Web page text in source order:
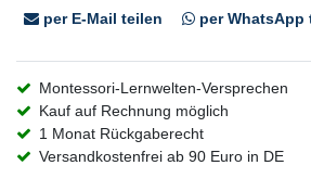
per E-Mail teilen per WhatsApp
Montessori-Lernwelten-Versprechen
Kauf auf Rechnung möglich
1 Monat Rückgaberecht
Versandkostenfrei ab 90 Euro in DE